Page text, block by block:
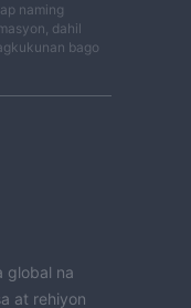
naming
dahil
bago
global na
at rehiyon